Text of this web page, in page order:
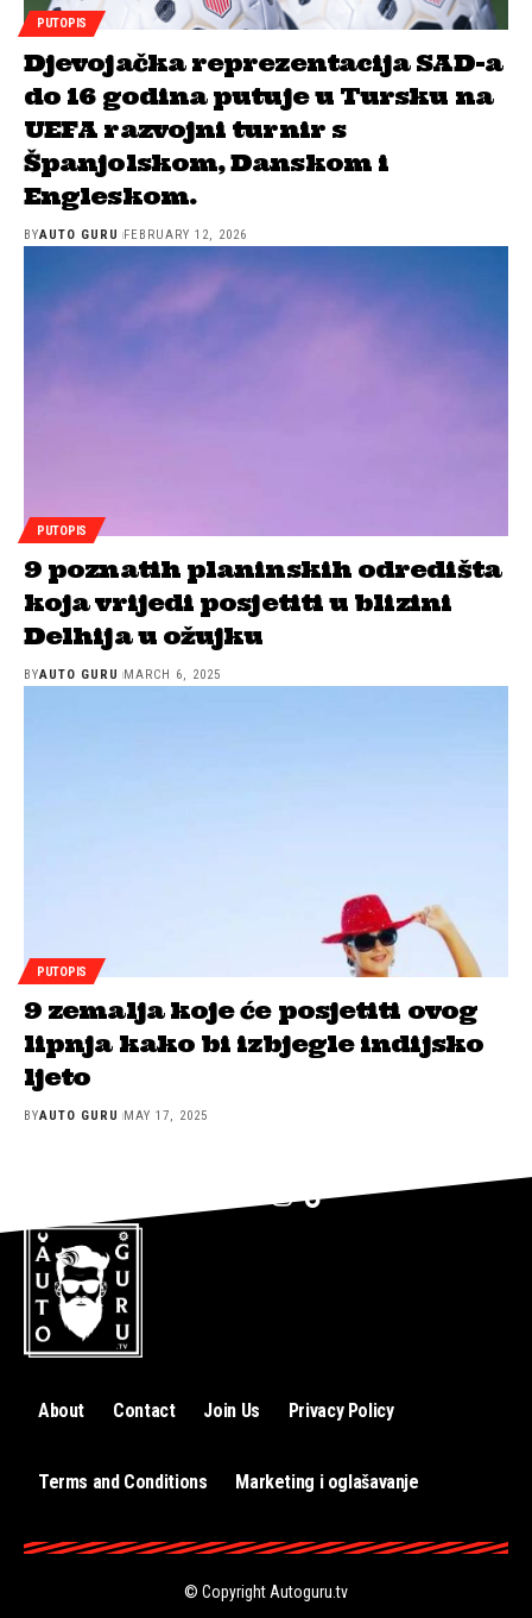
PUTOPIS
Djevojačka reprezentacija SAD-a
do 16 godina putuje u Tursku na
UEFA razvojni turnir s
Španjolskom, Danskom i
Engleskom.
BYAUTO GURU FEBRUARY 12, 2026
PUTOPIS
9 poznatih planinskih odredišta
koja vrijedi posjetiti u blizini
Delhija u ožujku
BYAUTO GURU MARCH 6, 2025
PUTOPIS
9 zemalja koje će posjetiti ovog
lipnja kako bi izbjegle indijsko
ljeto
BYAUTO GURU MAY 17, 2025
About Contact Join Us Privacy Policy
Terms and Conditions Marketing i oglašavanje
© CopyrightAutoguru.tv